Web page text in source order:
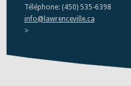
Téléphone: (450) 535-6398
info@lawrenceville.ca
>